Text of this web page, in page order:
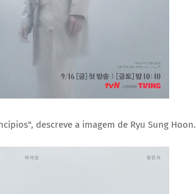
descreve a imagem de Ryu Sung Hoon.